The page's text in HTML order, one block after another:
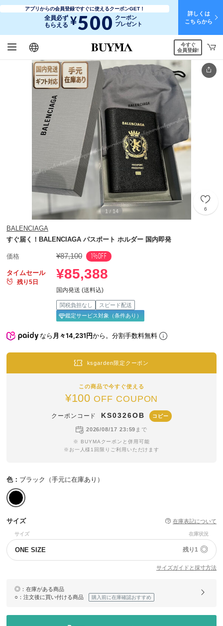
アプリからの会員登録ですぐに使えるクーポンGET！
全員必ず
もらえる ¥500 クーポン
プレゼント
詳しくは
こちらから
日本語
English
简体中文
繁體中文
今すぐ
会員登録!
1 / 14 6
BALENCIAGA
すぐ届く！BALENCIAGA パスポート ホルダー 国内即発
価格 ¥87,100 1%OFF
タイムセール
残り5日
¥85,388
国内発送 (送料込)
関税負担なし
スピード配送
鑑定サービス対象（条件あり）
なら月々14,231円から。分割手数料無料
ksgarden限定クーポン
この商品で今すぐ使える
¥100 OFF COUPON
クーポンコード KS0326OB コピー
2026/08/17 23:59 まで
※ BUYMAクーポンと併用可能
※お一人様1回限りご利用いただけます
色： ブラック（手元に在庫あり）
サイズ 在庫表記について
サイズ 在庫状況
ONE SIZE 残り1 ◎
サイズガイドと採寸方法
◎ ：在庫がある商品
○ ：注文後に買い付ける商品 購入前に在庫確認おすすめ